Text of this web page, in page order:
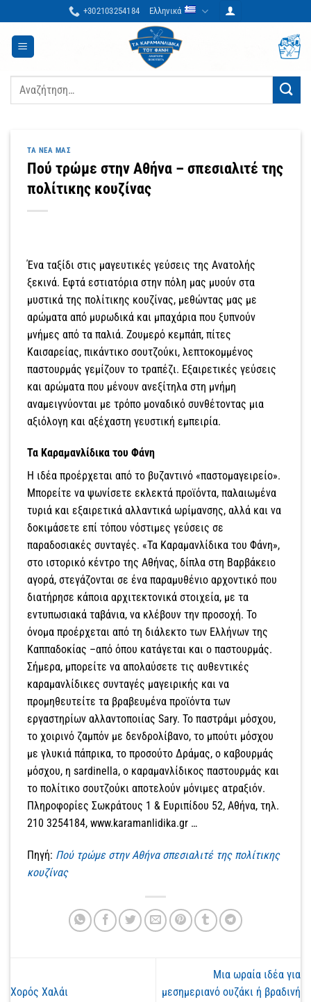
στο
περιεχόμενο
+302103254184 Ελληνικά
Αναζήτηση
ΤΑ ΝΈΑ ΜΑΣ
Πού τρώμε στην Αθήνα – σπεσιαλιτέ της
πολίτικης κουζίνας
Ένα ταξίδι στις μαγευτικές γεύσεις της Ανατολής
ξεκινά. Εφτά εστιατόρια στην πόλη μας μυούν στα
μυστικά της πολίτικης κουζίνας, μεθώντας μας με
αρώματα από μυρωδικά και μπαχάρια που ξυπνούν
μνήμες από τα παλιά. Ζουμερό κεμπάπ, πίτες
Καισαρείας, πικάντικο σουτζούκι, λεπτοκομμένος
παστουρμάς γεμίζουν το τραπέζι. Εξαιρετικές γεύσεις
και αρώματα που μένουν ανεξίτηλα στη μνήμη
αναμειγνύονται με τρόπο μοναδικό συνθέτοντας μια
αξιόλογη και αξέχαστη γευστική εμπειρία.
Τα Καραμανλίδικα του Φάνη
Η ιδέα προέρχεται από το βυζαντινό «παστομαγειρείο».
Μπορείτε να ψωνίσετε εκλεκτά προϊόντα, παλαιωμένα
τυριά και εξαιρετικά αλλαντικά ωρίμανσης, αλλά και να
δοκιμάσετε επί τόπου νόστιμες γεύσεις σε
παραδοσιακές συνταγές. «Τα Καραμανλίδικα του Φάνη»,
στο ιστορικό κέντρο της Αθήνας, δίπλα στη Βαρβάκειο
αγορά, στεγάζονται σε ένα παραμυθένιο αρχοντικό που
διατήρησε κάποια αρχιτεκτονικά στοιχεία, με τα
εντυπωσιακά ταβάνια, να κλέβουν την προσοχή. Το
όνομα προέρχεται από τη διάλεκτο των Ελλήνων της
Καππαδοκίας –από όπου κατάγεται και ο παστουρμάς.
Σήμερα, μπορείτε να απολαύσετε τις αυθεντικές
καραμανλίδικες συνταγές μαγειρικής και να
προμηθευτείτε τα βραβευμένα προϊόντα των
εργαστηρίων αλλαντοποιίας Sary. To παστράμι μόσχου,
το χοιρινό ζαμπόν με δενδρολίβανο, το μπούτι μόσχου
με γλυκιά πάπρικα, το προσούτο Δράμας, ο καβουρμάς
μόσχου, η sardinella, ο καραμανλίδικος παστουρμάς και
το πολίτικο σουτζούκι αποτελούν μόνιμες ατραξιόν.
Πληροφορίες Σωκράτους 1 & Ευριπίδου 52, Αθήνα, τηλ.
210 3254184, www.karamanlidika.gr …
Πηγή: Πού τρώμε στην Αθήνα σπεσιαλιτέ της πολίτικης
κουζίνας
Χορός Χαλάι
Μια ωραία ιδέα για
μεσημεριανό ουζάκι ή βραδινή